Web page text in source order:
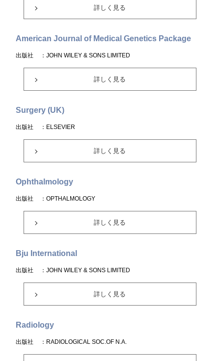
詳しく見る
American Journal of Medical Genetics Package
出版社 ：JOHN WILEY & SONS LIMITED
詳しく見る
Surgery (UK)
出版社 ：ELSEVIER
詳しく見る
Ophthalmology
出版社 ：OPTHALMOLOGY
詳しく見る
Bju International
出版社 ：JOHN WILEY & SONS LIMITED
詳しく見る
Radiology
出版社 ：RADIOLOGICAL SOC.OF N.A.